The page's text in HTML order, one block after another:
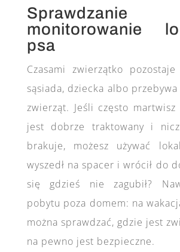
monitorowanie
psa
Czasami zwierzątko
sąsiada, dziecka albo
zwierząt. Jeśli często
jest dobrze traktowany i
brakuje, możesz używać
wyszedł na spacer i wrócił do
się gdzieś nie zagubił?
pobytu poza domem: na
można sprawdzać, gdzie jest
na pewno jest bezpieczne.